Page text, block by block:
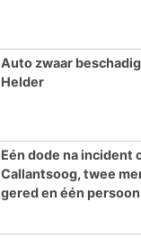
Auto zwaar
Helder
Eén dode na incident
Callantsoog, twee
gered en één